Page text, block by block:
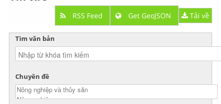
RSS Feed Get GeoJSON Tải về
Tìm văn bản
Chuyên đề